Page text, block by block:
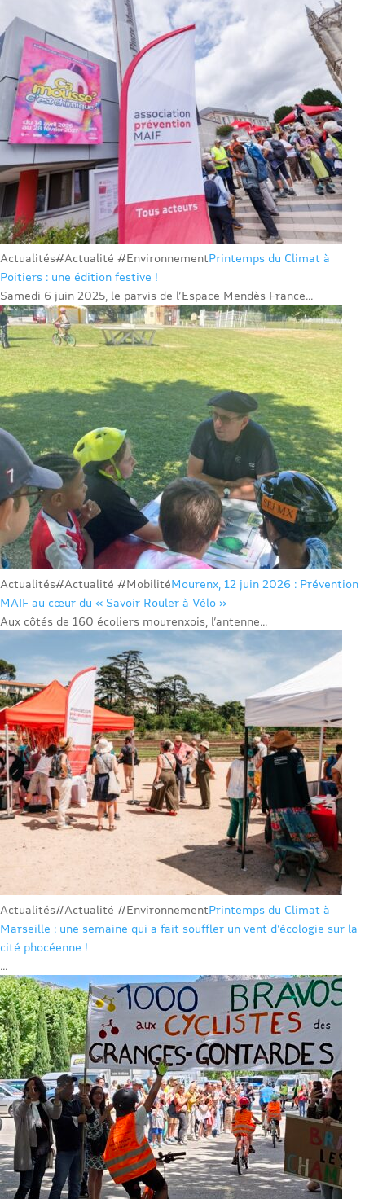
Actualités#Actualité #EnvironnementPrintemps du Climat à
Poitiers : une édition festive !
Samedi 6 juin 2025, le parvis de l’Espace Mendès France...
Actualités#Actualité #MobilitéMourenx, 12 juin 2026 : Prévention
MAIF au cœur du « Savoir Rouler à Vélo »
Aux côtés de 160 écoliers mourenxois, l’antenne...
Actualités#Actualité #EnvironnementPrintemps du Climat à
Marseille : une semaine qui a fait souffler un vent d’écologie sur la
cité phocéenne !
...